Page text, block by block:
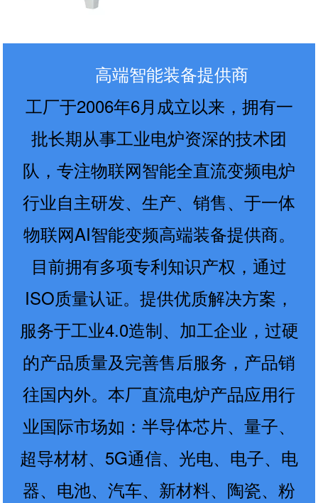
高端智能装备提供商
工厂于2006年6月成立以来，拥有一
批长期从事工业电炉资深的技术团
队，专注物联网智能全直流变频电炉
行业自主研发、生产、销售、于一体
物联网AI智能变频高端装备提供商。
目前拥有多项专利知识产权，通过
ISO质量认证。提供优质解决方案，
服务于工业4.0造制、加工企业，过硬
的产品质量及完善售后服务，产品销
往国内外。本厂直流电炉产品应用行
业国际市场如：半导体芯片、量子、
超导材材、5G通信、光电、电子、电
器、电池、汽车、新材料、陶瓷、粉